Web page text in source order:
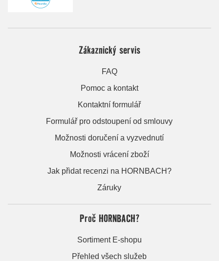
Zákaznický servis
FAQ
Pomoc a kontakt
Kontaktní formulář
Formulář pro odstoupení od smlouvy
Možnosti doručení a vyzvednutí
Možnosti vrácení zboží
Jak přidat recenzi na HORNBACH?
Záruky
Proč HORNBACH?
Sortiment E-shopu
Přehled všech služeb